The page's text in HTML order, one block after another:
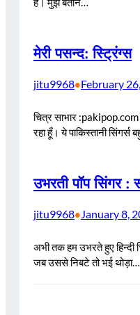
मेरी पसन्द: स्ट्रिंग्स
jitu9968•February
चित्र साभार
रहा हूँ। ये पाकिस्तानी सिंगर्स
उभरती पॉप सिंगर :
jitu9968•January 8,
अभी तक हम उभरते हुए हिन्दी
जब उससे निबटे तो भई थोड़ा…